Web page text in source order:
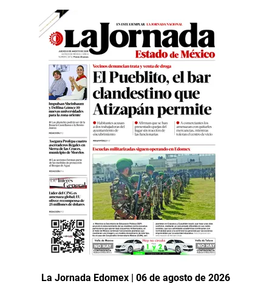
La Jornada Edomex | 06 de agosto de 2026